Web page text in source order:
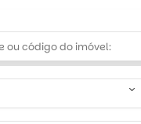
keyboard_arrow_down